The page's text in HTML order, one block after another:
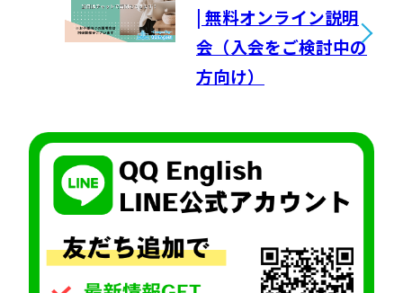
| 無料オンライン説明
会（入会をご検討中の
方向け）